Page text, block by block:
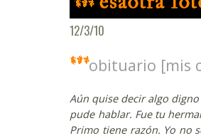
12/3/10
obituario [mis
Aún quise decir algo
pude hablar. Fue tu
Primo tiene razón. Yo no